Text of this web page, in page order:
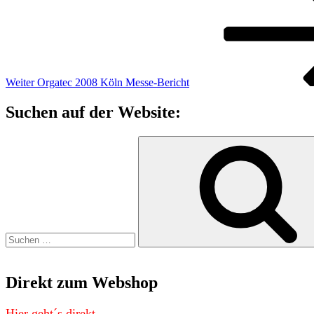
Weiter Orgatec 2008 Köln Messe-Bericht
Suchen auf der Website:
Direkt zum Webshop